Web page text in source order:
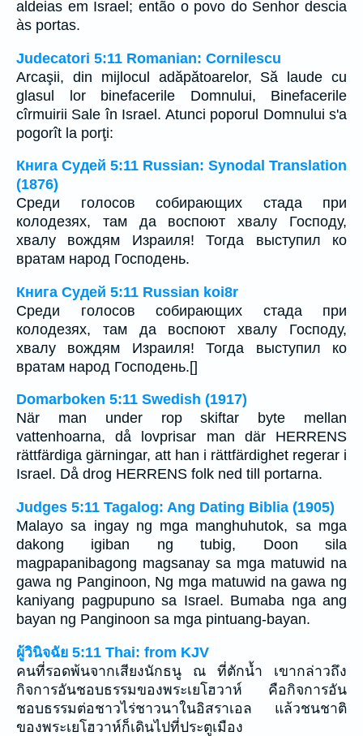
aldeias em Israel; então o povo do Senhor descia
às portas.
Judecatori 5:11 Romanian: Cornilescu
Arcaşii, din mijlocul adăpătoarelor, Să laude cu
glasul lor binefacerile Domnului, Binefacerile
cîrmuirii Sale în Israel. Atunci poporul Domnului s'a
pogorît la porţi:
Книга Судей 5:11 Russian: Synodal Translation
(1876)
Среди голосов собирающих стада при
колодезях, там да воспоют хвалу Господу,
хвалу вождям Израиля! Тогда выступил ко
вратам народ Господень.
Книга Судей 5:11 Russian koi8r
Среди голосов собирающих стада при
колодезях, там да воспоют хвалу Господу,
хвалу вождям Израиля! Тогда выступил ко
вратам народ Господень.[]
Domarboken 5:11 Swedish (1917)
När man under rop skiftar byte mellan
vattenhoarna, då lovprisar man där HERRENS
rättfärdiga gärningar, att han i rättfärdighet regerar i
Israel. Då drog HERRENS folk ned till portarna.
Judges 5:11 Tagalog: Ang Dating Biblia (1905)
Malayo sa ingay ng mga manghuhutok, sa mga
dakong igiban ng tubig, Doon sila
magpapanibagong magsanay sa mga matuwid na
gawa ng Panginoon, Ng mga matuwid na gawa ng
kaniyang pagpupuno sa Israel. Bumaba nga ang
bayan ng Panginoon sa mga pintuang-bayan.
ผู้วินิจฉัย 5:11 Thai: from KJV
คนที่รอดพ้นจากเสียงนักธนู ณ ที่ตักน้ำ เขากล่าวถึง
กิจการอันชอบธรรมของพระเยโฮวาห์ คือกิจการอัน
ชอบธรรมต่อชาวไร่ชาวนาในอิสราเอล แล้วชนชาติ
ของพระเยโฮวาห์ก็เดินไปที่ประตูเมือง